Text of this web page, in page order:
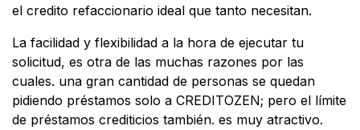
el credito refaccionario ideal que tanto necesitan.
La facilidad y flexibilidad a la hora de ejecutar tu
solicitud, es otra de las muchas razones por las
cuales. una gran cantidad de personas se quedan
pidiendo préstamos solo a CREDITOZEN; pero el límite
de préstamos crediticios también. es muy atractivo.